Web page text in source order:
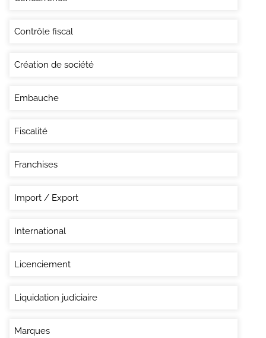
Contrôle fiscal
Création de société
Embauche
Fiscalité
Franchises
Import / Export
International
Licenciement
Liquidation judiciaire
Marques